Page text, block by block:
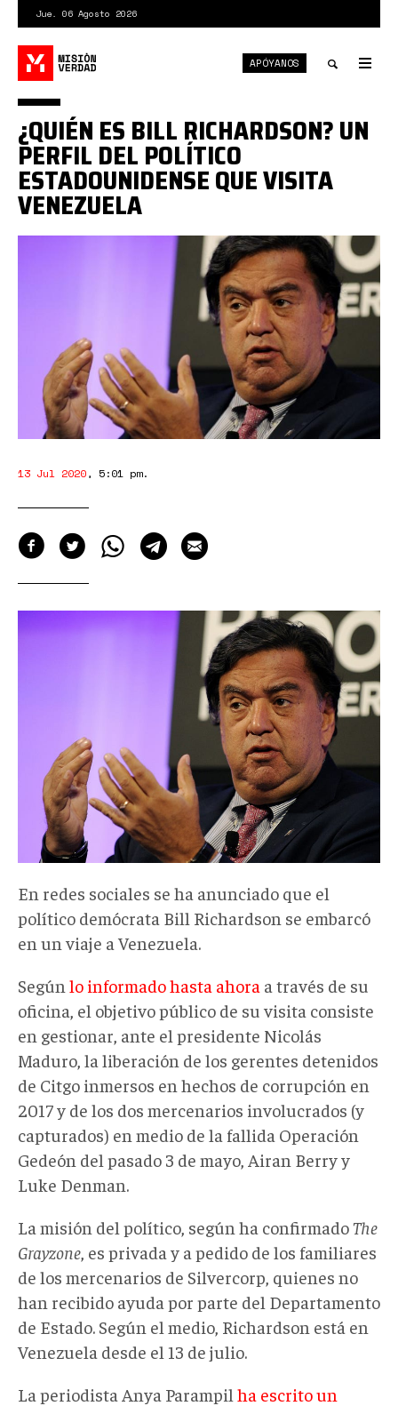
contenido
principal
Jue. 06 Agosto 2026
search
APÓYANOS
1*myQg6EBPafvt50z0AdOl7Q.jpeg
¿QUIÉN ES BILL RICHARDSON? UN
PERFIL DEL POLÍTICO
ESTADOUNIDENSE QUE VISITA
VENEZUELA
13 Jul 2020, 5:01 pm.
En redes sociales se ha anunciado que el
político demócrata Bill Richardson se embarcó
en un viaje a Venezuela.
Según lo informado hasta ahora a través de su
oficina, el objetivo público de su visita consiste
en gestionar, ante el presidente Nicolás
Maduro, la liberación de los gerentes detenidos
de Citgo inmersos en hechos de corrupción en
2017 y de los dos mercenarios involucrados (y
capturados) en medio de la fallida Operación
Gedeón del pasado 3 de mayo, Airan Berry y
Luke Denman.
La misión del político, según ha confirmado The
Grayzone , es privada y a pedido de los familiares
de los mercenarios de Silvercorp, quienes no
han recibido ayuda por parte del Departamento
de Estado. Según el medio, Richardson está en
Venezuela desde el 13 de julio.
La periodista Anya Parampil ha escrito un